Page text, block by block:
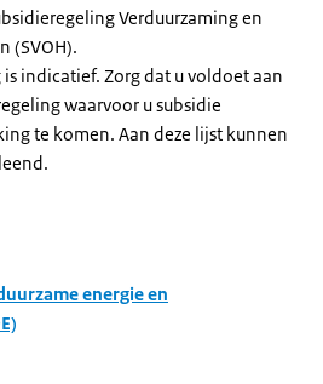
Verduurzaming en
(SVOH).
indicatief. Zorg dat u voldoet aan
waarvoor u subsidie
te komen. Aan deze lijst kunnen
energie en